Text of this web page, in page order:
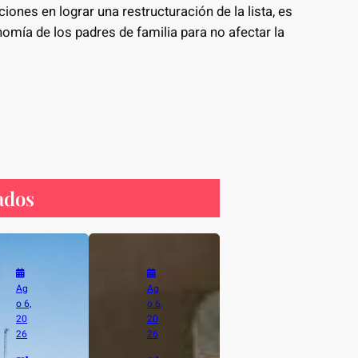
en lograr una restructuración de la lista, es
de los padres de familia para no afectar la
Ag
o 6,
20
26
Ag
o 6,
20
26